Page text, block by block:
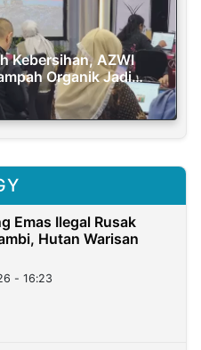
Kebersihan, AZWI
Organik Jadi
Emas Ilegal Rusak
Hutan Warisan
- 16:23